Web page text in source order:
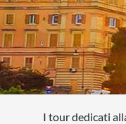
I tour dedicati